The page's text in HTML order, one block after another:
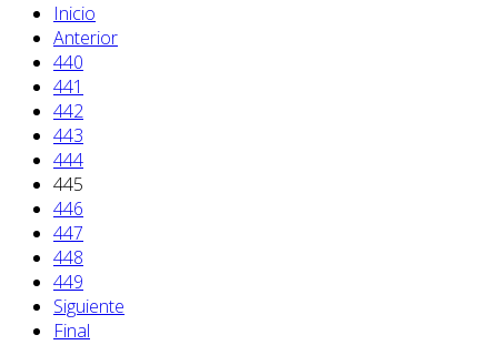
Inicio
Anterior
440
441
442
443
444
445
446
447
448
449
Siguiente
Final